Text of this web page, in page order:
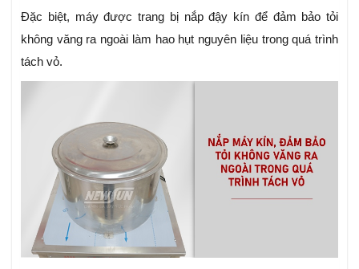
Đặc biệt, máy được trang bị nắp đậy kín để đảm bảo tỏi
không văng ra ngoài làm hao hụt nguyên liệu trong quá trình
tách vỏ.